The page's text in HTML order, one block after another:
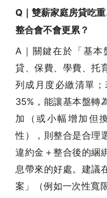
Q｜雙薪家庭房貸吃
整合會不會更累？
A｜關鍵在於「基
貸、保費、學費、托
列成月度必繳清單
35%，能讓基本盤轉
加（或小幅增加但
性），則整合是合理
違約金＋整合後的綑
息帶來的好處。建議
案」（例如一次性寬